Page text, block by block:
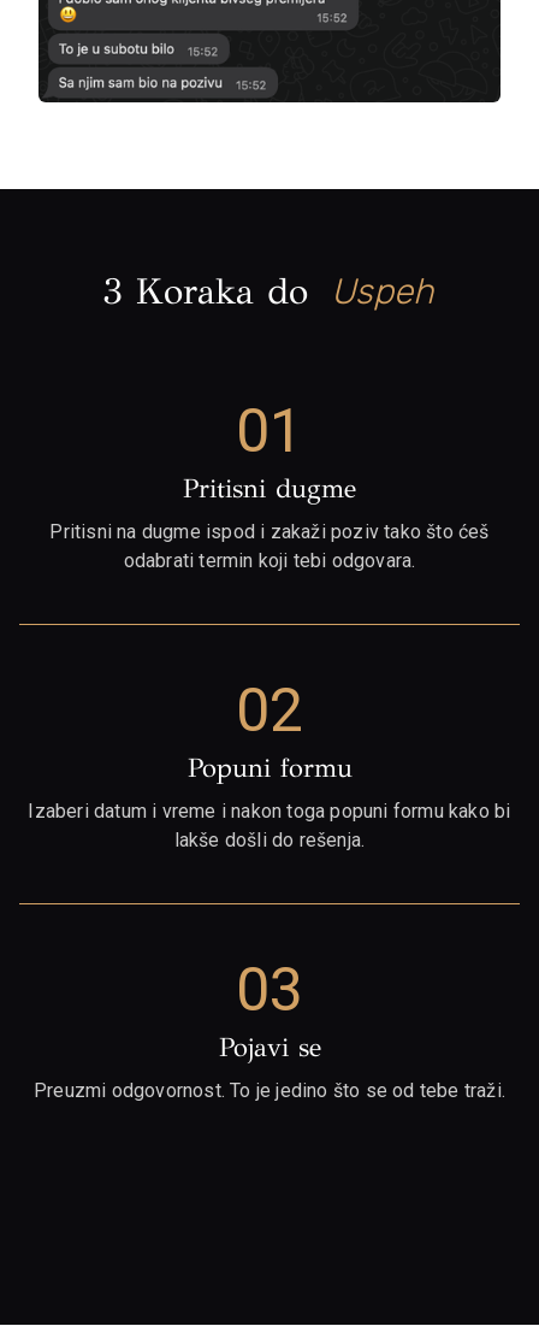
3 Koraka do Uspeha
01
Pritisni dugme
Pritisni na dugme ispod i zakaži poziv tako što ćeš
odabrati termin koji tebi odgovara.
02
Popuni formu
Izaberi datum i vreme i nakon toga popuni formu kako bi
lakše došli do rešenja.
03
Pojavi se
Preuzmi odgovornost. To je jedino što se od tebe traži.